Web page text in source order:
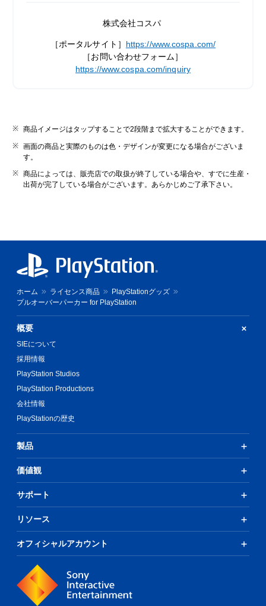
株式会社コスパ
［ポータルサイト］ https://www.cospa.com/
［お問い合わせフォーム］
https://www.cospa.com/inquiry
商品イメージはタップすることで2段階まで拡大することができます。
画面の商品と実際のものは色・デザインが変更になる場合がございま
す。
商品によっては、販売店での取扱が終了している場合や、すでに生産・
出荷が完了している場合がございます。あらかじめご了承下さい。
ホーム ライセンス商品
PlayStationグッズ
プルオーバーパーカー for PlayStation
概要
SIEについて
採用情報
PlayStation Studios
PlayStation Productions
会社情報
PlayStationの歴史
製品
価値観
サポート
リソース
オフィシャルアカウント